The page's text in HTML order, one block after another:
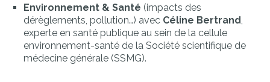
Environnement & Santé (impacts des
dérèglements, pollution…) avec Céline Bertrand,
experte en santé publique au sein de la cellule
environnement-santé de la Société scientifique de
médecine générale (SSMG).